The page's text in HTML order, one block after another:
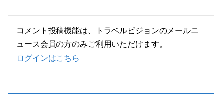
コメント投稿機能は、トラベルビジョンのメールニ
ュース会員の方のみご利用いただけます。
ログインはこちら